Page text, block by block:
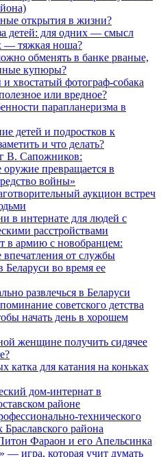
открытия в жизни?
детей: для одних — смысл
— тяжкая ноша?
обменять в банке рваные,
купюры?
хвостатый фотограф-собака
или вредное?
парапланеризма в
детей и подростков к
и что делать?
В. Сапожников:
оружие превращается в
войны»
аукцион встреч
в интернате для людей с
расстройствами
в армию с новобранцем:
от службы
Беларуси во время ее
развлечься в Беларуси
советского детства
начать день в хорошем
женщине получить сидячее
катка для катания на коньках
дом-интернат в
районе
технического
района
Фараон и его Апельсинка
— игра, которая учит думать